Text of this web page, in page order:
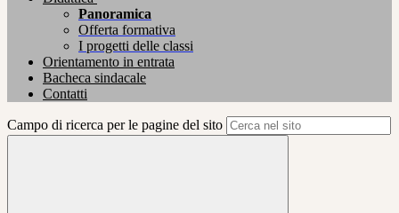
Panoramica
Offerta formativa
I progetti delle classi
Orientamento in entrata
Bacheca sindacale
Contatti
Campo di ricerca per le pagine del sito